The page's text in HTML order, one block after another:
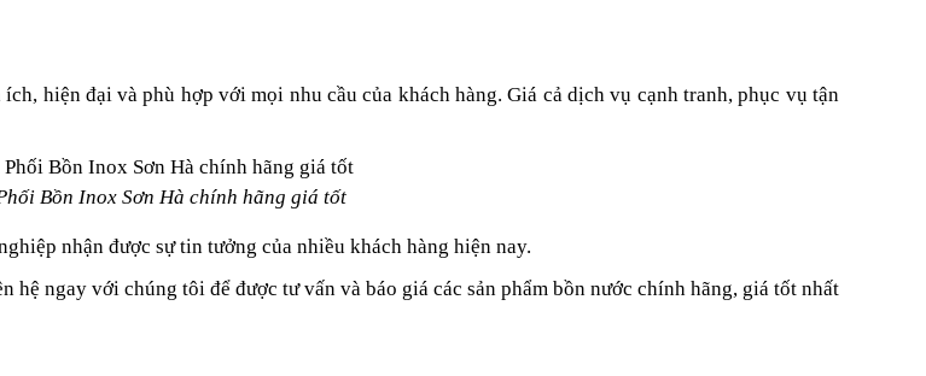
hiện đại và phù hợp với mọi nhu cầu của khách hàng. Giá cả dịch vụ cạnh tranh, phục vụ tận
Bồn Inox Sơn Hà chính hãng giá tốt
nhận được sự tin tưởng của nhiều khách hàng hiện nay.
ngay với chúng tôi để được tư vấn và báo giá các sản phẩm bồn nước chính hãng, giá tốt nhất